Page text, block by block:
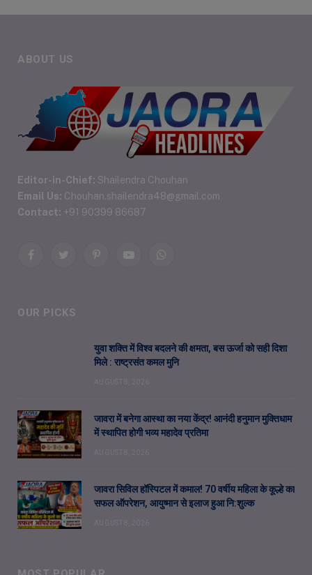
ABOUT US
Editor-in-Chief: Shailendra Chouhan
Email Us: Chouhan.shailendra48@gmail.com
Contact: +91 90399 86687
FacebookTwitterPinterestYouTubeWhatsApp
OUR PICKS
युवा शक्ति में विश्व बदलने की क्षमता, बस ऊर्जा को सही दिशा
मिले : राष्ट्रसंत कमल मुनि
जावरा में बनेगा आस्था का नया केंद्र! आनंदी हनुमान मुक्तिधाम
में स्थापित होगी भव्य महादेव प्रतिमा
जावरा सिविल हॉस्पिटल में कमाल! 70 वर्षीय महिला के कूल्हे का
सफल ऑपरेशन, आयुष्मान से इलाज हुआ नि:शुल्क